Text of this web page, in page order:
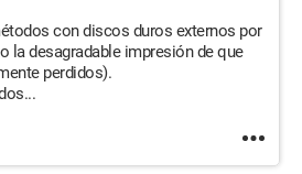
con discos duros externos por
la desagradable impresión de que
perdidos).